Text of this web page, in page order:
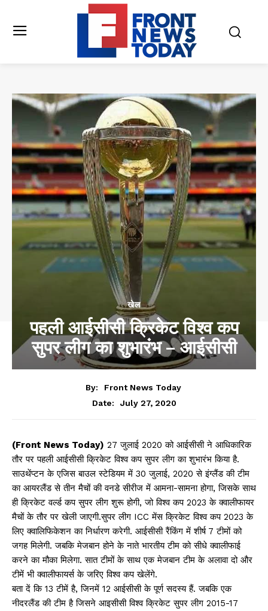
खेल
पहली आईसीसी क्रिकेट विश्व कप
सुपर लीग का शुभारंभ – आईसीसी
By:
Front News Today
Date:
July 27, 2020
(Front News Today) 27 जुलाई 2020 को आईसीसी ने आधिकारिक
तौर पर पहली आईसीसी क्रिकेट विश्व कप सुपर लीग का शुभारंभ किया है.
साउथेंप्टन के एजिस बाउल स्टेडियम में 30 जुलाई, 2020 से इंग्लैंड की टीम
का आयरलैंड से तीन मैचों की वनडे सीरीज में आमना-सामना होगा, जिसके साथ
ही क्रिकेट वर्ल्ड कप सुपर लीग शुरू होगी, जो विश्व कप 2023 के क्वालीफायर
मैचों के तौर पर खेली जाएगी.सुपर लीग ICC मेंस क्रिकेट विश्व कप 2023 के
लिए क्वालिफिकेशन का निर्धारण करेगी. आईसीसी रैंकिंग में शीर्ष 7 टीमों को
जगह मिलेगी. जबकि मेजबान होने के नाते भारतीय टीम को सीधे क्वालीफाई
करने का मौका मिलेगा. सात टीमों के साथ एक मेजबान टीम के अलावा दो और
टीमें भी क्वालीफायर्स के जरिए विश्व कप खेलेंगे.
बता दें कि 13 टीमें है, जिनमें 12 आईसीसी के पूर्ण सदस्य हैं. जबकि एक
नीदरलैंड की टीम है जिसने आइसीसी विश्व क्रिकेट सुपर लीग 2015-17